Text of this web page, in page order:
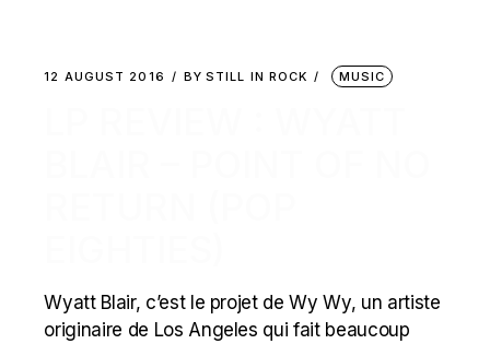
12 AUGUST 2016 BY STILL IN ROCK MUSIC
Wyatt Blair, c’est le projet de Wy Wy, un artiste
originaire de Los Angeles qui fait beaucoup